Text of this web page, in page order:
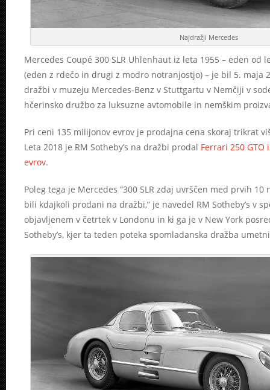
Najdražji Mercedes
Mercedes Coupé 300 SLR Uhlenhaut iz leta 1955 – eden
(eden z rdečo in drugi z modro notranjostjo) – je bil 5. maja
dražbi v muzeju Mercedes-Benz v Stuttgartu v Nemčiji v
hčerinsko družbo za luksuzne avtomobile in nemškim
Pri ceni 135 milijonov evrov je prodajna cena skoraj trikrat
Leta 2018 je RM Sotheby’s na dražbi prodal Ferrari 250 GTO
evrov.
Poleg tega je Mercedes “300 SLR zdaj uvrščen med prvih
bili kdajkoli prodani na dražbi,” je navedel RM Sotheby’s v
objavljenem v četrtek v Londonu in ki ga je v New York
Sotheby’s, kjer ta teden poteka spomladanska dražba